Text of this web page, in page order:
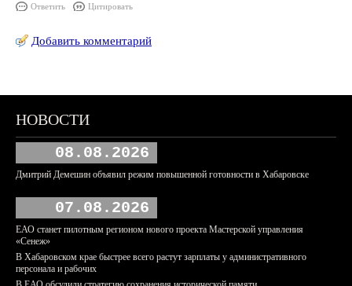
Ответить Цитировать
Добавить комментарий
НОВОСТИ
08.08.2026
Дмитрий Демешин объявил режим повышенной готовности в Хабаровске
07.08.2026
ЕАО станет пилотным регионом нового проекта Мастерской управления
«Сенеж»
В Хабаровском крае быстрее всего растут зарплаты у административного
персонала и рабочих